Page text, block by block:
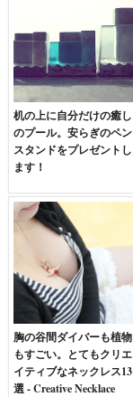
机の上に自分だけの癒し
のプール。安らぎのペン
スタンドをプレゼントし
ます！
胸の谷間ダイバーも植物
もすごい。とてもクリエ
イティブなネックレス13
選 - Creative Necklace